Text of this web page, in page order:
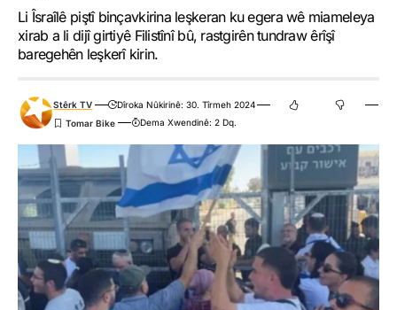
Li Îsraîlê piştî binçavkirina leşkeran ku egera wê miameleya
xirab a li dijî girtiyê Filistînî bû, rastgirên tundraw êrîşî
baregehên leşkerî kirin.
Stêrk TV
Dîroka Nûkirinê: 30. Tîrmeh 2024
Dema Xwendinê: 2 Dq.